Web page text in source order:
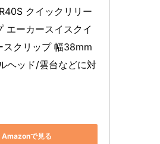
クイックリリー
エーカースイスクイ
スクリップ 幅38mm
ヘッド/雲台などに対
Amazonで見る